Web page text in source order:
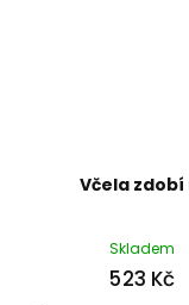
Včela zdobí
Skladem
523 Kč